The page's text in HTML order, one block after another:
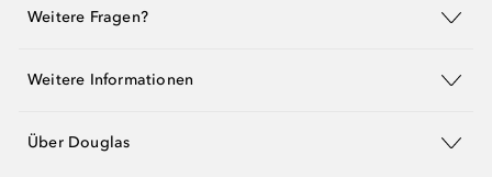
Weitere Fragen?
Weitere Informationen
Über Douglas